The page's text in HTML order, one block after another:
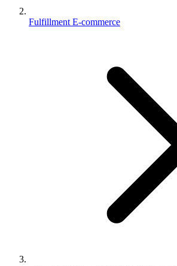
Fulfillment E-commerce